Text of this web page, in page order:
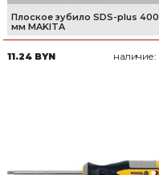
Плоское зубило SDS-plus 400
мм MAKITA
11.24 BYN наличие: